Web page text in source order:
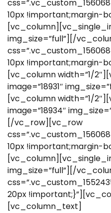
10px !important;margin-
img_size=”full”][/
10px !important;margin-
[vc_column width=”1/
image=”18931″
[vc_column width=”1/
image=”18934″
[/vc_row][vc_row
10px !important;margin-
img_size=”full”][/
20px
[vc_column_text]